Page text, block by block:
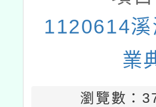
1120614
業
瀏覽數：